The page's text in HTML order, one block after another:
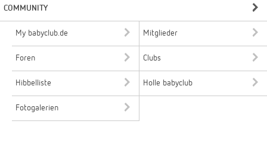
COMMUNITY
My babyclub.de Mitglieder
Foren Clubs
Hibbelliste Holle babyclub
Fotogalerien